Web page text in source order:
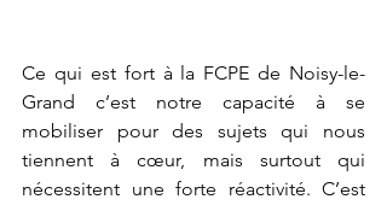
Ce qui est fort à la FCPE de Noisy-le-
Grand c’est notre capacité à se
mobiliser pour des sujets qui nous
tiennent à cœur, mais surtout qui
nécessitent une forte réactivité. C’est